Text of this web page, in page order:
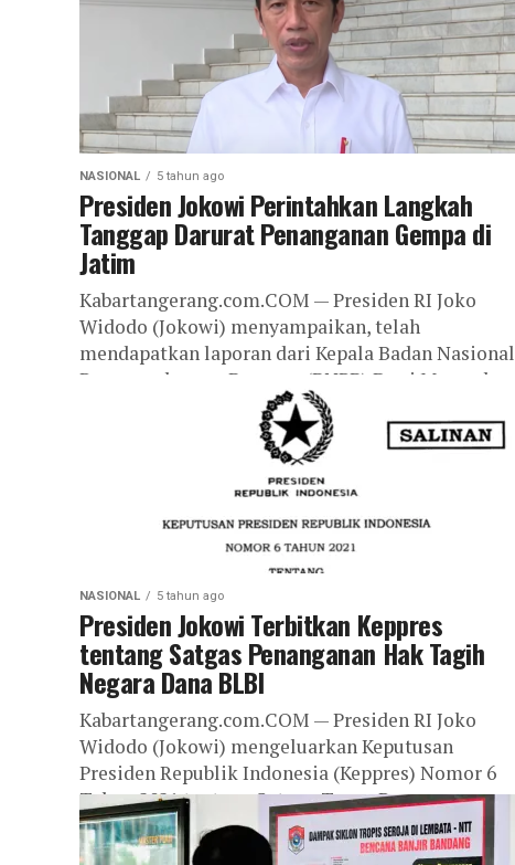
NASIONAL 5 tahun ago
Presiden Jokowi Perintahkan Langkah
Tanggap Darurat Penanganan Gempa di
Jatim
Kabartangerang.com.COM — Presiden RI Joko
Widodo (Jokowi) menyampaikan, telah
mendapatkan laporan dari Kepala Badan Nasional
Penanggulangan Bencana (BNPB) Doni Monardo
mengenai terjadinya gempa magnitudo 6,1 yang...
NASIONAL 5 tahun ago
Presiden Jokowi Terbitkan Keppres
tentang Satgas Penanganan Hak Tagih
Negara Dana BLBI
Kabartangerang.com.COM — Presiden RI Joko
Widodo (Jokowi) mengeluarkan Keputusan
Presiden Republik Indonesia (Keppres) Nomor 6
Tahun 2021 tentang Satuan Tugas Penanganan
Hak Tagih Negara Dana Bantuan...